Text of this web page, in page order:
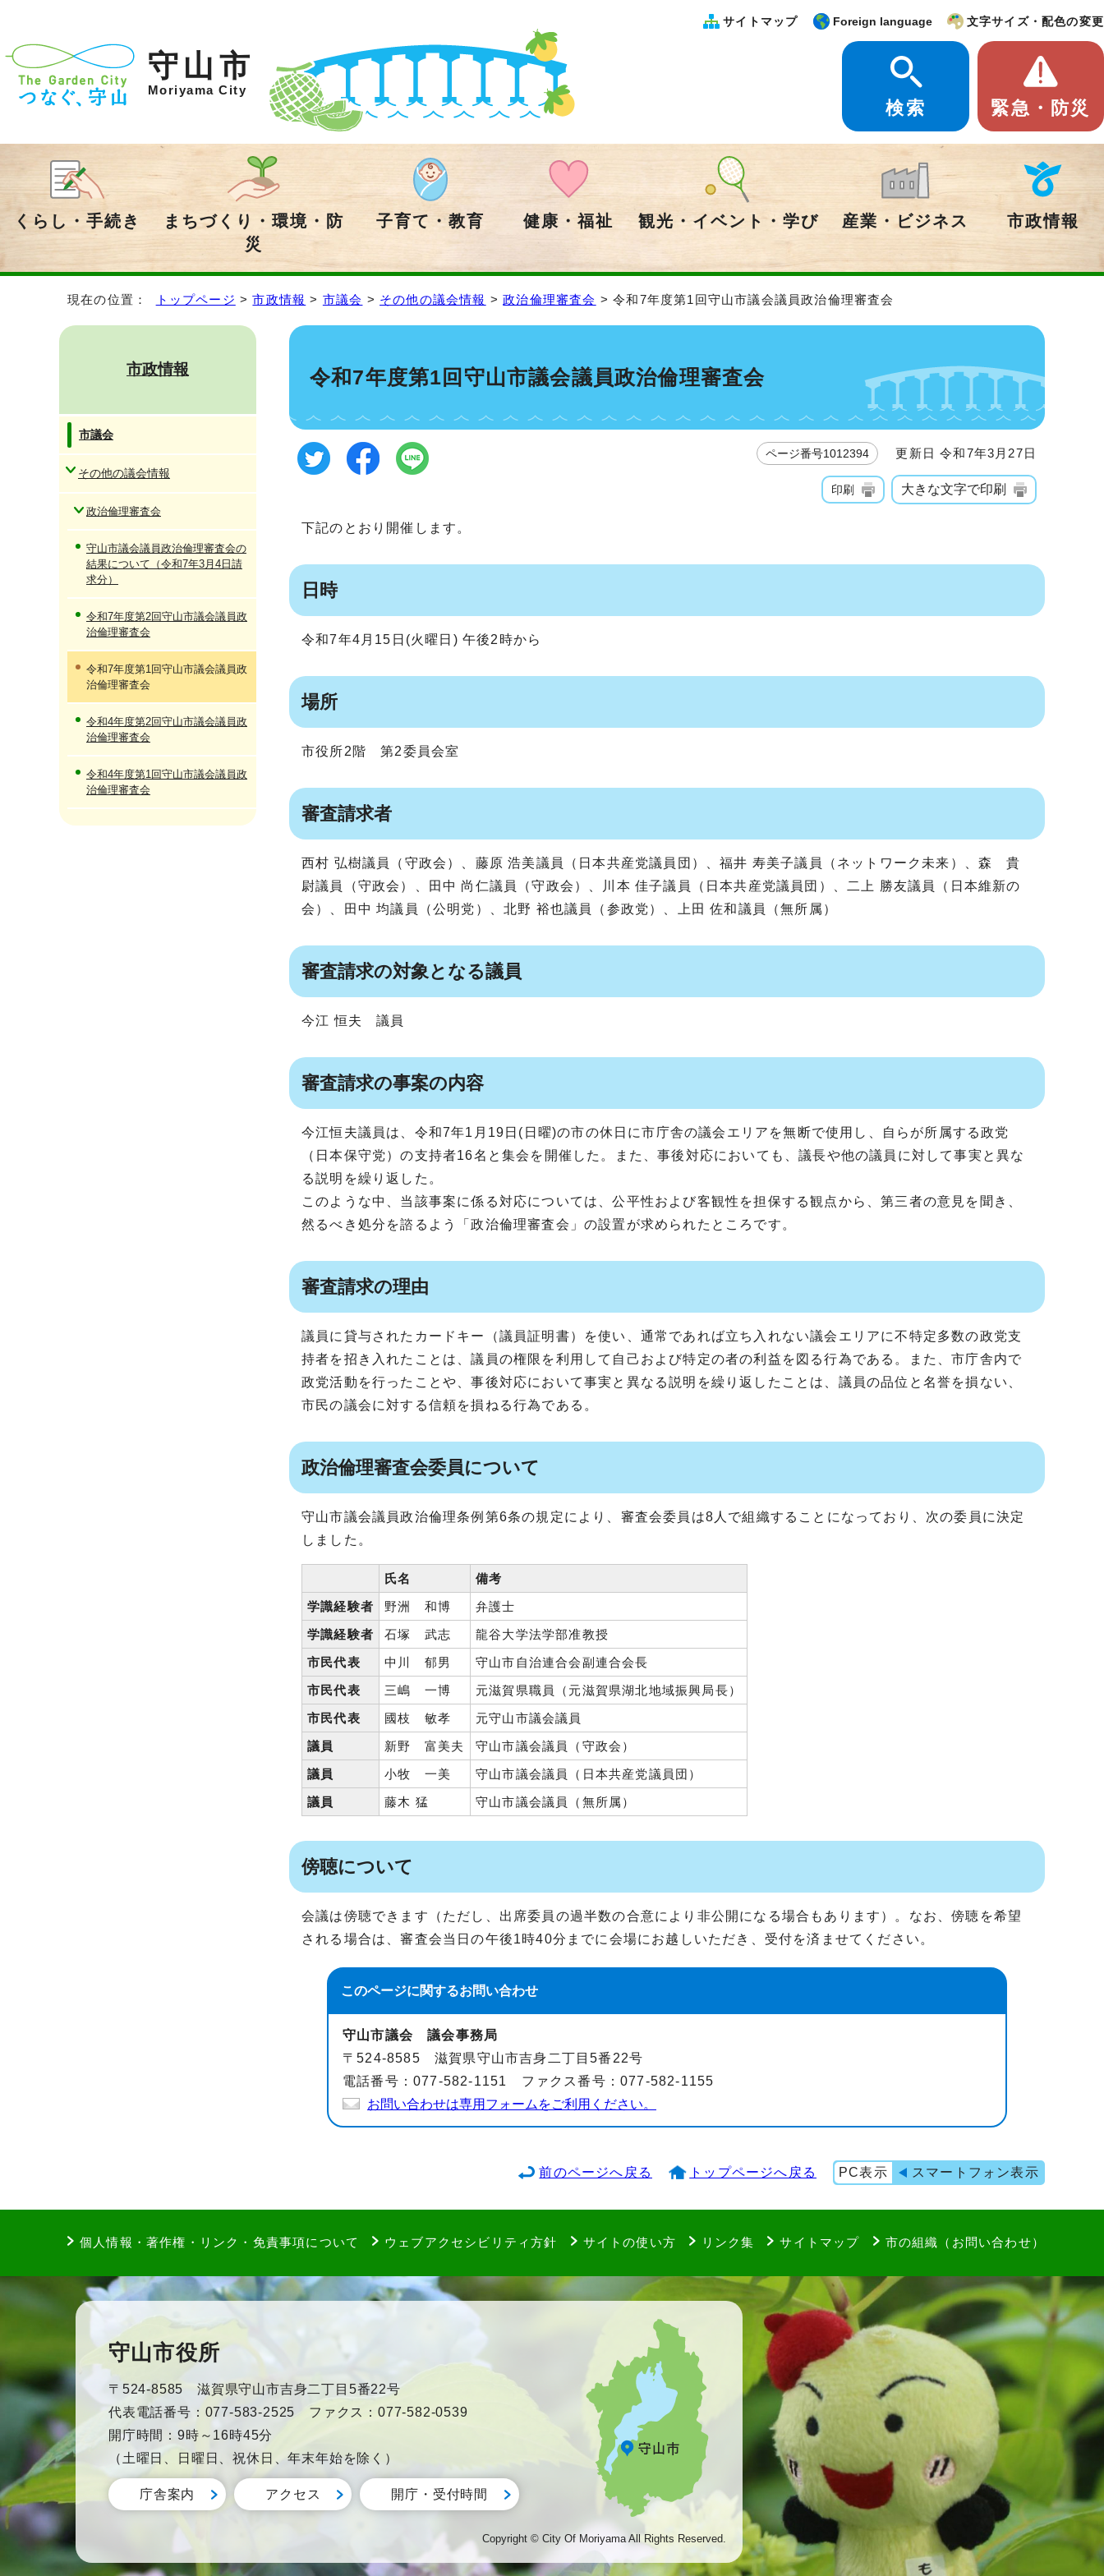
守山市
Moriyama City
サイトマップ Foreign language 文字サイズ・配色の変更
検索 緊急・防災
くらし・手続き
まちづくり・環境・防
災
子育て・教育 健康・福祉 観光・イベント・学び 産業・ビジネス 市政情報
現在の位置： トップページ >市政情報 > 市議会 > その他の議会情報 >政治倫理審査会 > 令和7年度第1回守山市議会議員政治倫理審査会
令和7年度第1回守山市議会議員政治倫理審査会
ページ番号1012394 更新日 令和7年3月27日
印刷 大きな文字で印刷
下記のとおり開催します。
日時
令和7年4月15日(火曜日) 午後2時から
場所
市役所2階 第2委員会室
審査請求者
西村 弘樹議員（守政会）、藤原 浩美議員（日本共産党議員団）、福井 寿美子議員（ネットワーク未来）、森 貴
尉議員（守政会）、田中 尚仁議員（守政会）、川本 佳子議員（日本共産党議員団）、二上 勝友議員（日本維新の
会）、田中 均議員（公明党）、北野 裕也議員（参政党）、上田 佐和議員（無所属）
審査請求の対象となる議員
今江 恒夫 議員
審査請求の事案の内容
今江恒夫議員は、令和7年1月19日(日曜)の市の休日に市庁舎の議会エリアを無断で使用し、自らが所属する政党
（日本保守党）の支持者16名と集会を開催した。また、事後対応においても、議長や他の議員に対して事実と異な
る説明を繰り返した。
このような中、当該事案に係る対応については、公平性および客観性を担保する観点から、第三者の意見を聞き、
然るべき処分を諮るよう「政治倫理審査会」の設置が求められたところです。
審査請求の理由
議員に貸与されたカードキー（議員証明書）を使い、通常であれば立ち入れない議会エリアに不特定多数の政党支
持者を招き入れたことは、議員の権限を利用して自己および特定の者の利益を図る行為である。また、市庁舎内で
政党活動を行ったことや、事後対応において事実と異なる説明を繰り返したことは、議員の品位と名誉を損ない、
市民の議会に対する信頼を損ねる行為である。
政治倫理審査会委員について
守山市議会議員政治倫理条例第6条の規定により、審査会委員は8人で組織することになっており、次の委員に決定
しました。
氏名
備考
学識経験者
野洲 和博
弁護士
学識経験者
石塚 武志
龍谷大学法学部准教授
市民代表
中川 郁男
守山市自治連合会副連合会長
市民代表
三嶋 一博
元滋賀県職員（元滋賀県湖北地域振興局長）
市民代表
國枝 敏孝
元守山市議会議員
議員
新野 富美夫
守山市議会議員（守政会）
議員
小牧 一美
守山市議会議員（日本共産党議員団）
議員
藤木 猛 守山市議会議員（無所属）
傍聴について
会議は傍聴できます（ただし、出席委員の過半数の合意により非公開になる場合もあります）。なお、傍聴を希望
される場合は、審査会当日の午後1時40分までに会場にお越しいただき、受付を済ませてください。
このページに関するお問い合わせ
守山市議会 議会事務局
〒524-8585 滋賀県守山市吉身二丁目5番22号
電話番号：077-582-1151 ファクス番号：077-582-1155
お問い合わせは専用フォームをご利用ください。
市政情報
市議会
その他の議会情報
政治倫理審査会
守山市議会議員政治倫理審査会の
結果について（令和7年3月4日請
求分）
令和7年度第2回守山市議会議員政
治倫理審査会
令和7年度第1回守山市議会議員政
治倫理審査会
令和4年度第2回守山市議会議員政
治倫理審査会
令和4年度第1回守山市議会議員政
治倫理審査会
前のページへ戻る トップページへ戻る PC表示 スマートフォン表示
個人情報・著作権・リンク・免責事項について ウェブアクセシビリティ方針 サイトの使い方 リンク集 サイトマップ 市の組織（お問い合わせ）
守山市役所
〒524-8585 滋賀県守山市吉身二丁目5番22号
代表電話番号：077-583-2525 ファクス：077-582-0539
開庁時間：9時～16時45分
（土曜日、日曜日、祝休日、年末年始を除く）
庁舎案内 アクセス 開庁・受付時間
Copyright © City Of Moriyama All Rights Reserved.